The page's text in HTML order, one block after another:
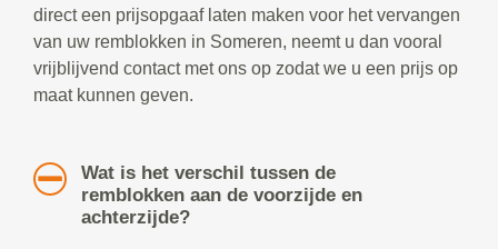
direct een prijsopgaaf laten maken voor het vervangen
van uw remblokken in Someren, neemt u dan vooral
vrijblijvend contact met ons op zodat we u een prijs op
maat kunnen geven.
Wat is het verschil tussen de
remblokken aan de voorzijde en
achterzijde?